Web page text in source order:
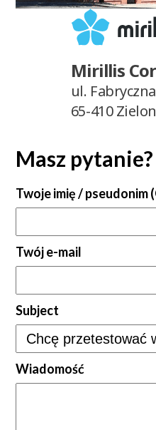
Mirillis
ul.
65-410
Masz pytanie?
Twoje imię / pseudonim(
Twój e-mail
Subject
Wiadomość